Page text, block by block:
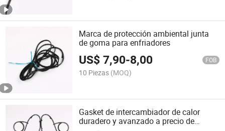
Marca de protección ambiental junta
de goma para enfriadores
US$7,90-8,00 FOB
10 Piezas (MOQ)
Gasket de intercambiador de calor
duradero y avanzado a precio de